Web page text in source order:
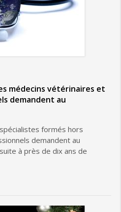
médecins vétérinaires et
demandent au
formés hors
demandent au
à près de dix ans de